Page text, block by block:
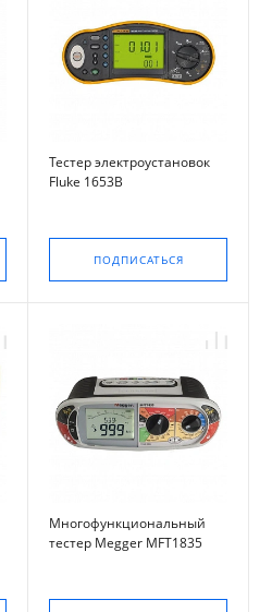
Тестер электроустановок
Fluke 1653B
ПОДПИСАТЬСЯ
Многофункциональный
тестер Megger MFT1835